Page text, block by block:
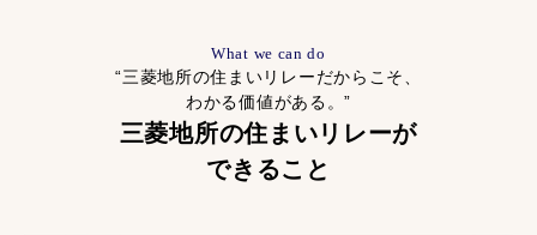
What we can do
“三菱地所の住まいリレーだからこそ、
わかる価値がある。”
三菱地所の住まいリレーが
できること